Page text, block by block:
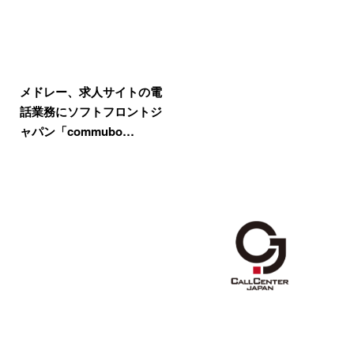
メドレー、求人サイトの電
話業務にソフトフロントジ
ャパン「commubo…